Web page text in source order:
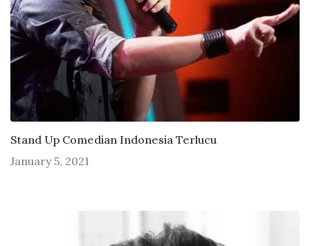
Stand Up Comedian Indonesia Terlucu
January 5, 2021